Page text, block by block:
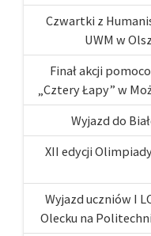
Czwartki z
UWM w
Finał akcji
„Cztery Łapy” w
Wyjazd do
XII edycji
Wyjazd uczniów I
Olecku na